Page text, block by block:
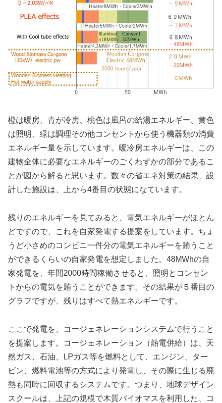
橙は暖房、青が冷房、桃色は風呂の給湯エネルギー、黄色
は照明、緑は調理その他コンセントから使う機器類の消費
エネルギー量を示しています。暖冷房エネルギーは、この
建物全体に必要なエネルギーのごくわずかの部分であるこ
とが図から解ると思います。数々の省エネ対策の結果、設
計した施設は、上から4番目の状態になています。
残りのエネルギーを見てみると、電気エネルギーがほとん
どですので、これを自家発電する提案をしています。ちょ
うど小さめのコンビニ一件分の電気エネルギーを賄うこと
ができるくらいの自家発電を想定しました。48MWhの自
家発電を、年間2000時間稼働させると、照明とコンセン
トからの電気を賄うことができます。その結果が５番目の
グラフですが、残りはすべて熱エネルギーです。
ここで発電を、コージェネレーションシステムで行うこと
を提案します。コージェネレーション（熱電併給）は、天
然ガス、石油、LPガス等を燃料として、エンジン、ター
ビン、燃料電池等の方式により発電し、その際に生じる廃
熱も同時に回収するシステムです。つまり、地球デザイン
スクールは、上記の規模で木質バイオマスを利用した、コ